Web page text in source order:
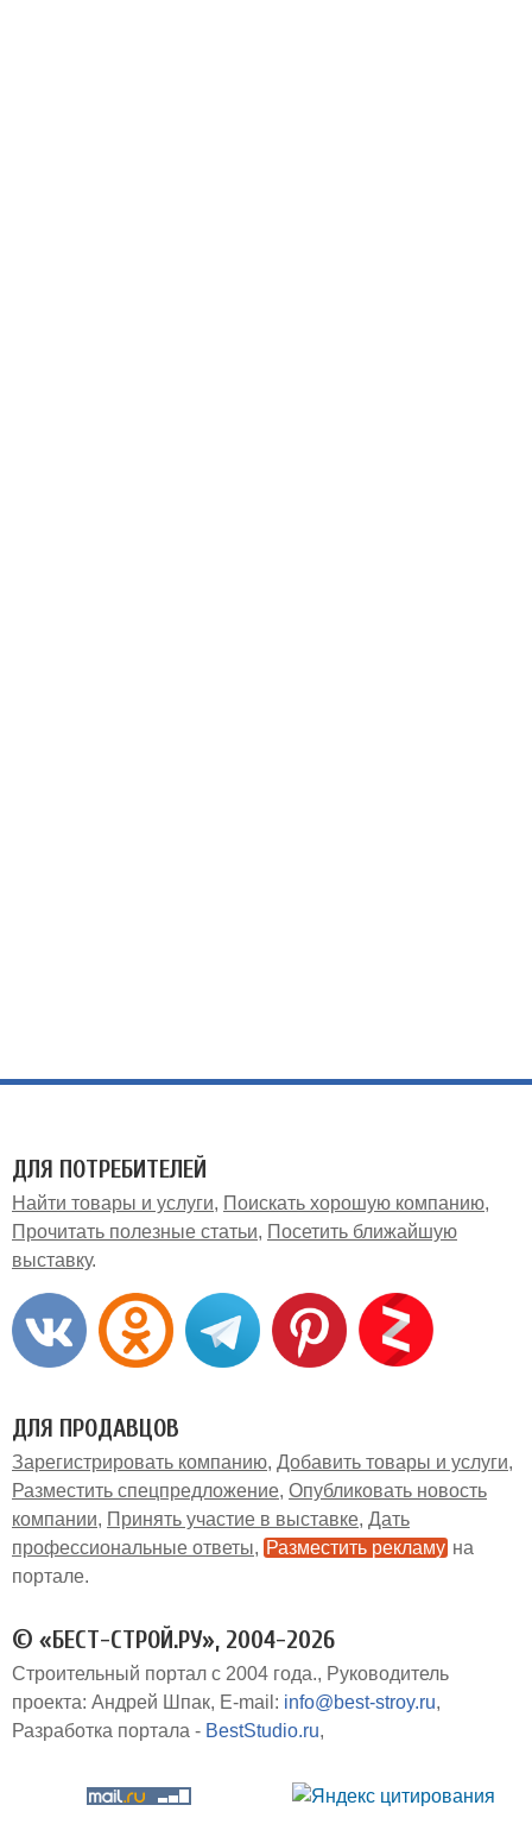
ДЛЯ ПОТРЕБИТЕЛЕЙ
Найти товары и услуги
Поискать хорошую компанию
Прочитать полезные статьи
Посетить ближайшую
выставку
ДЛЯ ПРОДАВЦОВ
Зарегистрировать компанию Добавить товары и услуги
Разместить спецпредложение Опубликовать новость
компании
Принять участие в выставке Дать
профессиональные ответы
Разместить рекламу на
портале
© «БЕСТ-СТРОЙ.РУ», 2004-2026
Строительный портал с 2004 года.
Руководитель
проекта: Андрей Шпак E-mail: info@best-stroy.ru
Разработка портала - BestStudio.ru